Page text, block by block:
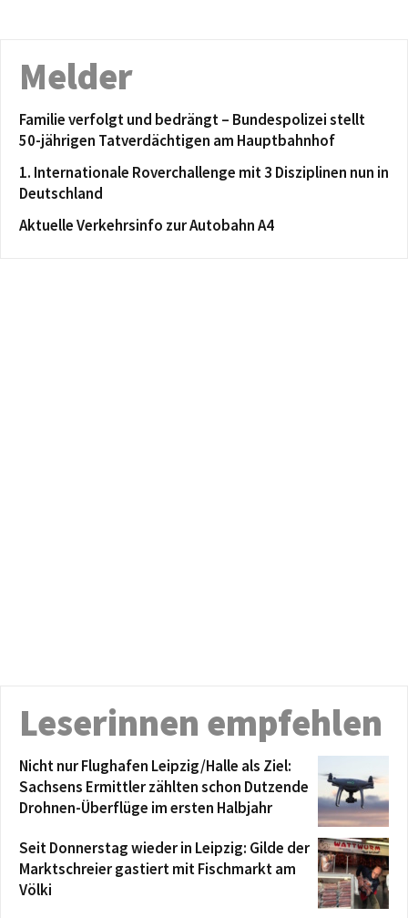
Melder
Familie verfolgt und bedrängt – Bundespolizei stellt
50-jährigen Tatverdächtigen am Hauptbahnhof
1. Internationale Roverchallenge mit 3 Disziplinen nun in
Deutschland
Aktuelle Verkehrsinfo zur Autobahn A4
Leserinnen empfehlen
Nicht nur Flughafen Leipzig/Halle als Ziel:
Sachsens Ermittler zählten schon Dutzende
Drohnen-Überflüge im ersten Halbjahr
Seit Donnerstag wieder in Leipzig: Gilde der
Marktschreier gastiert mit Fischmarkt am
Völki